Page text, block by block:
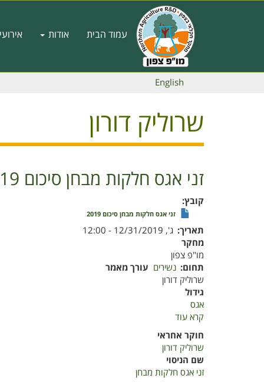
Main
navigation
עמוד הבית אודות
English
שרוליק דורון
זני אגס חלקות מבחן סיכום 2019
קובץ
זני אגס חלקות מבחן סיכום 2019
תאריך ג', 12/31/2019 - 12:00
מחקר
מו"פ צפון
תחום נשירים עורך מאמר
שרוליק דורון
גידול
אגס
קרא עוד
אגס
חלקות
מבחן
סיכום
חוקר אחראי
שרוליק דורון
שם הניסוי
זני אגס חלקות מבחן